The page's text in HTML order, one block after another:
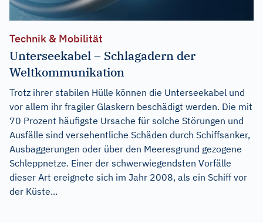
Technik & Mobilität
Unterseekabel – Schlagadern der
Weltkommunikation
Trotz ihrer stabilen Hülle können die Unterseekabel und
vor allem ihr fragiler Glaskern beschädigt werden. Die mit
70 Prozent häufigste Ursache für solche Störungen und
Ausfälle sind versehentliche Schäden durch Schiffsanker,
Ausbaggerungen oder über den Meeresgrund gezogene
Schleppnetze. Einer der schwerwiegendsten Vorfälle
dieser Art ereignete sich im Jahr 2008, als ein Schiff vor
der Küste...